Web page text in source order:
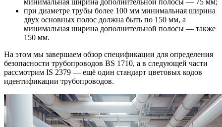
минимальная ширина дополнительной полосы — 75 мм;
при диаметре трубы более 100 мм минимальная ширина
двух основных полос должна быть по 150 мм, а
минимальная ширина дополнительной полосы — также
150 мм.
На этом мы завершаем обзор спецификации для определения
безопасности трубопроводов BS 1710, а в следующей части
рассмотрим IS 2379 — ещё один стандарт цветовых кодов
идентификации трубопроводов.